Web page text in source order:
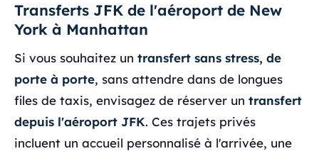
Transferts JFK de l'aéroport de New
York à Manhattan
Si vous souhaitez un transfert sans stress, de
porte à porte, sans attendre dans de longues
files de taxis, envisagez de réserver un transfert
depuis l'aéroport JFK. Ces trajets privés
incluent un accueil personnalisé à l'arrivée, une